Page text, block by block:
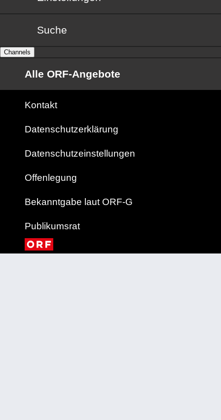
Suche
Channels
Alle ORF-Angebote
Kontakt
Datenschutzerklärung
Datenschutzeinstellungen
Offenlegung
Bekanntgabe laut ORF-G
Publikumsrat